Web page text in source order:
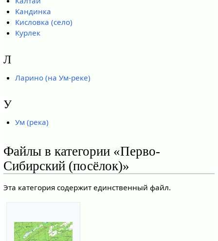
Кандинка
Кисловка (село)
Курлек
Л
Ларино (на Ум-реке)
У
Ум (река)
Файлы в категории «Перво-
Сибирский (посёлок)»
Эта категория содержит единственный файл.